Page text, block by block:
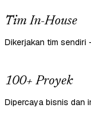
Tim In-House
Dikerjakan tim sendiri
100+ Proyek
Dipercaya bisnis dan